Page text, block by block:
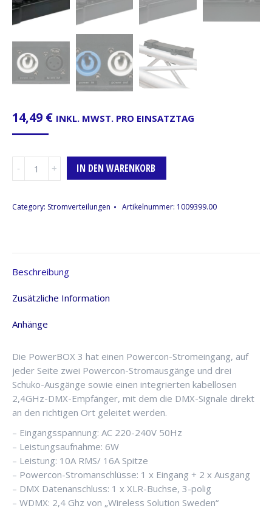
14,49 € INKL. MWST. PRO EINSATZTAG
Schukoverteiler-
fach,
IN DEN WARENKORB
Category: Stromverteilungen Artikelnummer: 1009399.00
Beschreibung
Zusätzliche Information
Anhänge
Die PowerBOX 3 hat einen Powercon-Stromeingang, auf
jeder Seite zwei Powercon-Stromausgänge und drei
Schuko-Ausgänge sowie einen integrierten kabellosen
2,4GHz-DMX-Empfänger, mit dem die DMX-Signale direkt
an den richtigen Ort geleitet werden.
– Eingangsspannung: AC 220-240V 50Hz
– Leistungsaufnahme: 6W
– Leistung: 10A RMS/ 16A Spitze
– Powercon-Stromanschlüsse: 1 x Eingang + 2 x Ausgang
– DMX Datenanschluss: 1 x XLR-Buchse, 3-polig
– WDMX: 2,4 Ghz von „Wireless Solution Sweden“